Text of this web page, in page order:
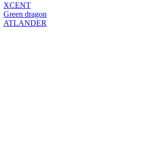
XCENT
Green dragon
ATLANDER